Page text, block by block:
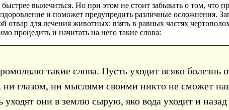
вылечиться. Но при этом не стоит забывать о том, что
и поможет предупредить различные осложнения.
отвар для лечения животных: взять в равных частях
процедить и начитать на него такие слова:
такие слова. Пусть уходит всяко болезнь
глазом, ни мыслями своими никто не сможет
уходят они в землю сырую, яко вода уходит и